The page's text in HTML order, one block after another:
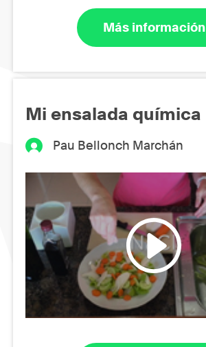
Más información
Mi ensalada química
Pau Bellonch Marchán